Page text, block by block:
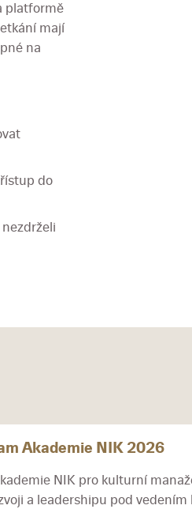
platformě
mají
na
do
Akademie NIK 2026
NIK pro kulturní
a leadershipu pod